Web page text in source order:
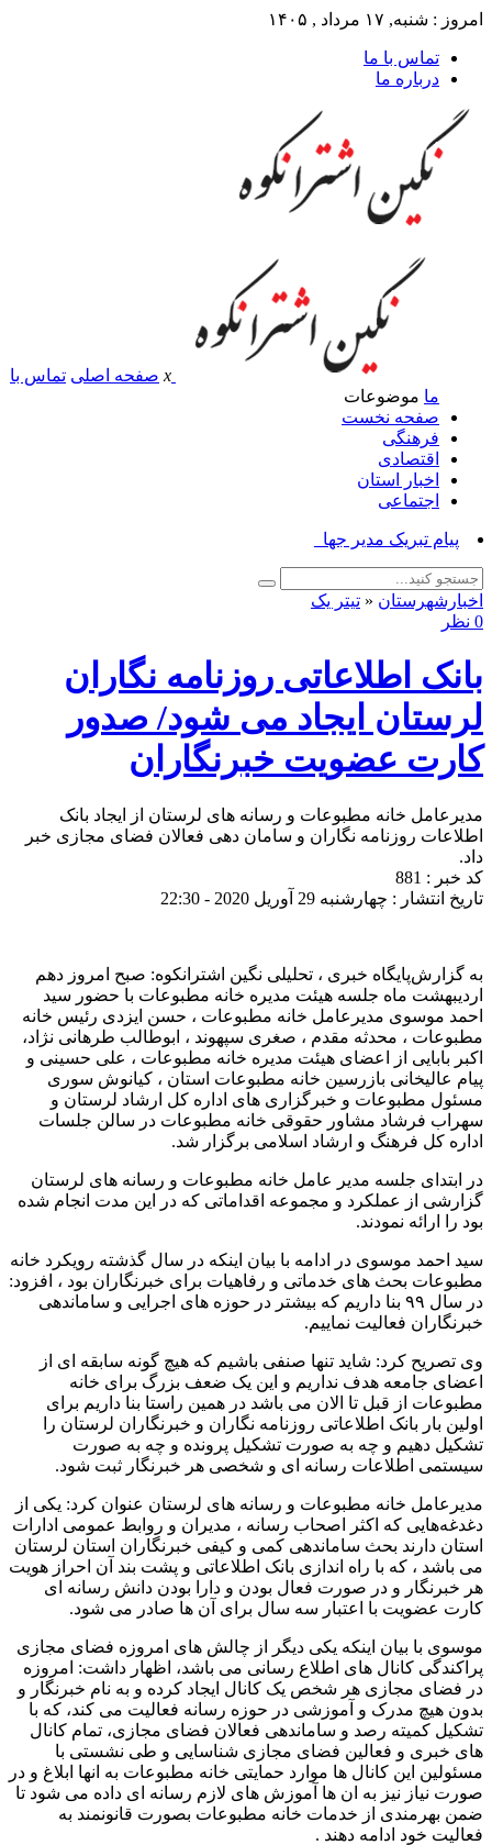
امروز : شنبه, ۱۷ مرداد , ۱۴۰۵
تماس با ما
درباره ما
x صفحه اصلی تماس با
ما موضوعات
صفحه نخست
فرهنگی
اقتصادی
اخبار استان
اجتماعی
پیام تبریک مدیر جهاد کشاور_
اخبارشهرستان « تیتر یک
0 نظر
بانک اطلاعاتی روزنامه نگاران
لرستان ایجاد می شود/ صدور
کارت عضویت خبرنگاران
مدیرعامل خانه مطبوعات و رسانه های لرستان از ایجاد بانک
اطلاعات روزنامه نگاران و سامان دهی فعالان فضای مجازی خبر
داد.
کد خبر : 881
تاریخ انتشار : چهارشنبه 29 آوریل 2020 - 22:30
به گزارش‌پایگاه خبری ، تحلیلی نگین اشترانکوه: صبح امروز دهم
اردیبهشت ماه جلسه هیئت مدیره خانه مطبوعات با حضور سید
احمد موسوی مدیرعامل خانه مطبوعات ، حسن ایزدی رئیس خانه
مطبوعات ، محدثه مقدم ، صغری سپهوند ، ابوطالب طرهانی نژاد،
اکبر بابایی از اعضای هیئت مدیره خانه مطبوعات ، علی حسینی و
پیام عالیخانی بازرسین خانه مطبوعات استان ، کیانوش سوری
مسئول مطبوعات و خبرگزاری های اداره کل ارشاد لرستان و
سهراب فرشاد مشاور حقوقی خانه مطبوعات در سالن جلسات
اداره کل فرهنگ و ارشاد اسلامی برگزار شد.
در ابتدای جلسه مدیر عامل خانه مطبوعات و رسانه های لرستان
گزارشی از عملکرد و مجموعه اقداماتی که در این مدت انجام شده
بود را ارائه نمودند.
سید احمد موسوی در ادامه با بیان اینکه در سال گذشته رویکرد خانه
مطبوعات بحث های خدماتی و رفاهیات برای خبرنگاران بود ، افزود:
در سال ۹۹ بنا داریم که بیشتر در حوزه های اجرایی و ساماندهی
خبرنگاران فعالیت نماییم.
وی تصریح کرد: شاید تنها صنفی باشیم که هیچ گونه سابقه ای از
اعضای جامعه هدف نداریم و این یک ضعف بزرگ برای خانه
مطبوعات از قبل تا الان می باشد در همین راستا بنا داریم برای
اولین بار بانک اطلاعاتی روزنامه نگاران و خبرنگاران لرستان را
تشکیل دهیم و چه به صورت تشکیل پرونده و چه به صورت
سیستمی اطلاعات رسانه ای و شخصی هر خبرنگار ثبت شود.
مدیرعامل خانه مطبوعات و رسانه های لرستان عنوان کرد: یکی از
دغدغه‌هایی که اکثر اصحاب رسانه ، مدیران و روابط عمومی ادارات
استان دارند بحث ساماندهی کمی و کیفی خبرنگاران استان لرستان
می باشد ، که با راه اندازی بانک اطلاعاتی و پشت بند آن احراز هویت
هر خبرنگار و در صورت فعال بودن و دارا بودن دانش رسانه ای
کارت عضویت با اعتبار سه سال برای آن ها صادر می شود.
موسوی با بیان اینکه یکی دیگر از چالش های امروزه فضای مجازی
پراکندگی کانال های اطلاع رسانی می باشد، اظهار داشت: امروزه
در فضای مجازی هر شخص یک کانال ایجاد کرده و به نام خبرنگار و
بدون هیچ مدرک و آموزشی در حوزه رسانه فعالیت می کند، که با
تشکیل کمیته رصد و ساماندهی فعالان فضای مجازی، تمام کانال
های خبری و فعالین فضای مجازی شناسایی و طی نشستی با
مسئولین این کانال ها موارد حمایتی خانه مطبوعات به انها ابلاغ و در
صورت نیاز نیز به ان ها آموزش های لازم رسانه ای داده می شود تا
ضمن بهرمندی از خدمات خانه مطبوعات بصورت قانونمند به
فعالیت خود ادامه دهند .